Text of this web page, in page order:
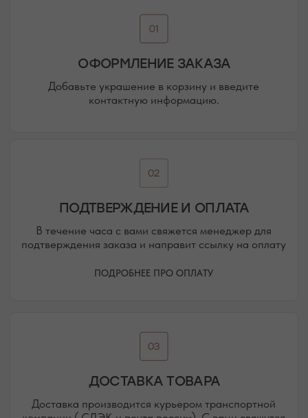
@MOONSECRET_JEWELLERY
НАША ВСЕЛЕННАЯ — НАШИ
ПОКУПАТЕЛИ И ПОДПИСЧИКИ